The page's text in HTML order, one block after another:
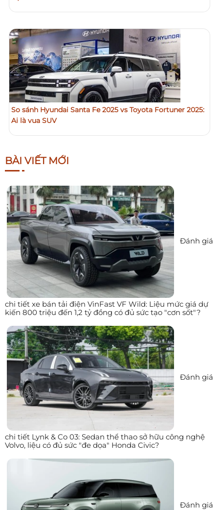
So sánh Hyundai Santa Fe 2025 vs Toyota Fortuner 2025:
Ai là vua SUV
BÀI VIẾT MỚI
Đánh giá
chi tiết xe bán tải điện VinFast VF Wild: Liệu mức giá dự
kiến 800 triệu đến 1,2 tỷ đồng có đủ sức tạo "cơn sốt"?
Đánh giá
chi tiết Lynk & Co 03: Sedan thể thao sở hữu công nghệ
Volvo, liệu có đủ sức "đe dọa" Honda Civic?
Đánh giá